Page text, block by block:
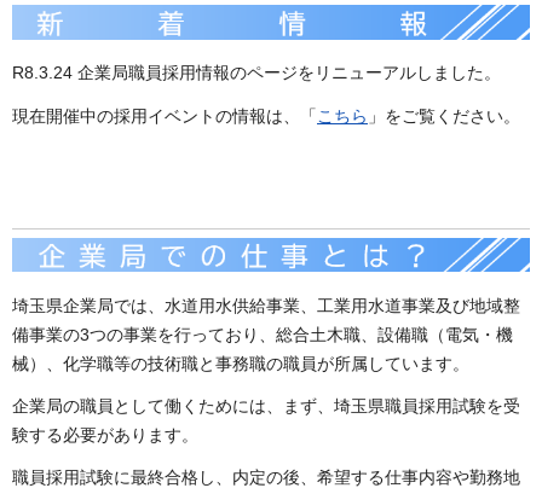
R8.3.24 企業局職員採用情報のページをリニューアルしました。
現在開催中の採用イベントの情報は、「こちら 」をご覧ください。
埼玉県企業局では、水道用水供給事業、工業用水道事業及び地域整
備事業の3つの事業を行っており、総合土木職、設備職（電気・機
械）、化学職等の技術職と事務職の職員が所属しています。
企業局の職員として働くためには、まず、埼玉県職員採用試験を受
験する必要があります。
職員採用試験に最終合格し、内定の後、希望する仕事内容や勤務地